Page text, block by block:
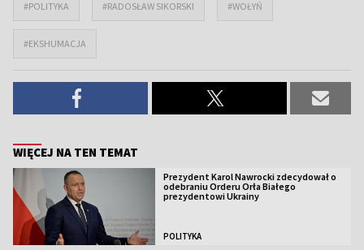
#POLITYKA #RADOSŁAW SIKORSKI #WOŁYŃ
#EKSHUMACJA
WIĘCEJ NA TEN TEMAT
Prezydent Karol Nawrocki zdecydował o
odebraniu Orderu Orła Białego
prezydentowi Ukrainy
POLITYKA